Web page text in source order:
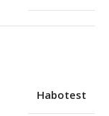
Habotest